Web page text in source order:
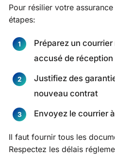
Pour résilier votre
étapes:
Préparez un
accusé de réception
Justifiez des
nouveau contrat
Envoyez le courrier
Il faut fournir tous les
Respectez les délais